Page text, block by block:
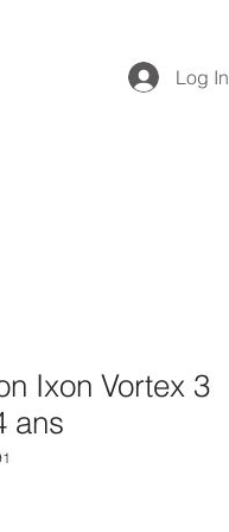
Log In
Ixon Vortex 3
ans